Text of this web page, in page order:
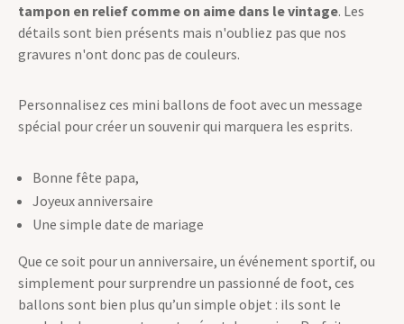
tampon en relief comme on aime dans le vintage. Les
détails sont bien présents mais n'oubliez pas que nos
gravures n'ont donc pas de couleurs.
Personnalisez ces mini ballons de foot avec un message
spécial pour créer un souvenir qui marquera les esprits.
Bonne fête papa,
Joyeux anniversaire
Une simple date de mariage
Que ce soit pour un anniversaire, un événement sportif, ou
simplement pour surprendre un passionné de foot, ces
ballons sont bien plus qu’un simple objet : ils sont le